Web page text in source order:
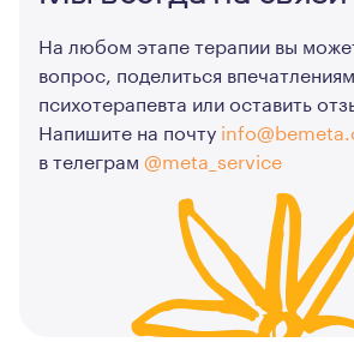
На любом этапе терапии вы
вопрос, поделиться
психотерапевта или оставить
Напишите на почту
в телеграм @meta_service